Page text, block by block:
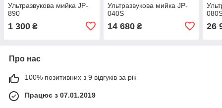
Ультразвукова мийка JP-
890
1 300 ₴
Ультразвукова мийка JP-
040S
14 680₴ 26
Про нас
100% позитивних з 9 відгуків за рік
Працює з 07.01.2019